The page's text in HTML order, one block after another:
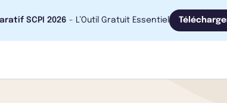
SCPI 2026 - L’Outil Gratuit Essentiel